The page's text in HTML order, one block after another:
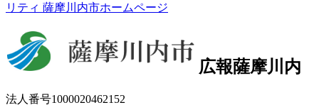
リティ 薩摩川内市ホームページ
広報薩摩川内
法人番号1000020462152